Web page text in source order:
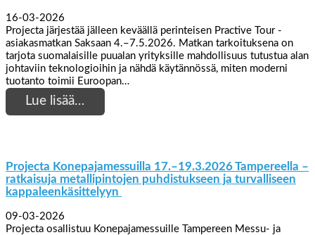
16-03-2026
Projecta järjestää jälleen keväällä perinteisen Practive Tour -
asiakasmatkan Saksaan 4.–7.5.2026. Matkan tarkoituksena on
tarjota suomalaisille puualan yrityksille mahdollisuus tutustua alan
johtaviin teknologioihin ja nähdä käytännössä, miten moderni
tuotanto toimii Euroopan…
Lue lisää…
Projecta Konepajamessuilla 17.–19.3.2026 Tampereella –
ratkaisuja metallipintojen puhdistukseen ja turvalliseen
kappaleenkäsittelyyn
09-03-2026
Projecta osallistuu Konepajamessuille Tampereen Messu- ja